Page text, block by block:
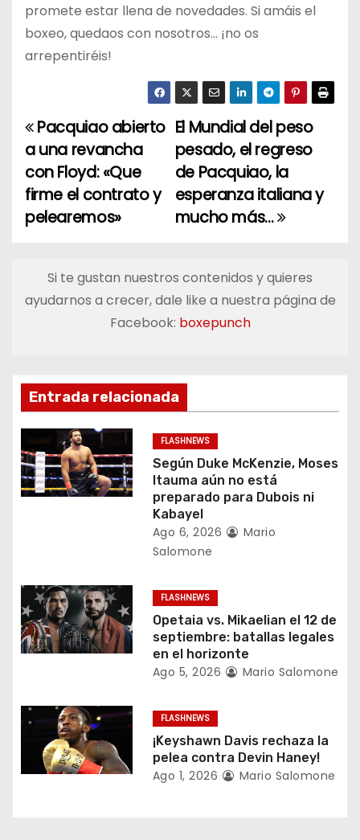
promete estar llena de novedades. Si amáis el
boxeo, quedaos con nosotros… ¡no os
arrepentiréis!
N
a
v
e
a
ó
n
d
e
t
r
d
s
El Mundial del peso
pesado, el regreso
de Pacquiao, la
esperanza italiana y
mucho más…
Pacquiao abierto
a una revancha
con Floyd: «Que
firme el contrato y
pelearemos»
Si te gustan nuestros contenidos y quieres
ayudarnos a crecer, dale like a nuestra página de
Facebook: boxepunch
Entrada relacionada
FLASHNEWS
Según Duke McKenzie, Moses
Itauma aún no está
preparado para Dubois ni
Kabayel
Ago 6, 2026
Mario
Salomone
FLASHNEWS
Opetaia vs. Mikaelian el 12 de
septiembre: batallas legales
en el horizonte
Ago 5, 2026 Mario Salomone
FLASHNEWS
¡Keyshawn Davis rechaza la
pelea contra Devin Haney!
Ago 1, 2026 Mario Salomone